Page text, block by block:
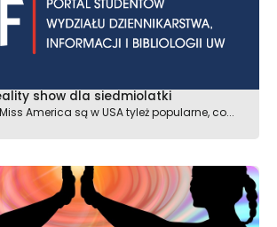
show dla siedmiolatki
America są w USA tyleż popularne, co...